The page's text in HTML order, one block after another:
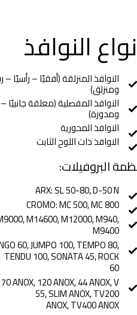
النوافذ
النوافذ المنزلقة (أفقيًا – رأسيًا –
ومنزلق)
النوافذ المفصلية (معلقة جانبيًا
ومدورة)
النوافذ المحورية
النوافذ ذات اللوح الثابت
البروفيلات:
ARX: SL 50-80, D-50 N
CROMO: MC 500, MC 800
M14600, M12000, M940,
M9400
60, JUMPO 100, TEMPO 80,
TENDU 100, SONATA 45, ROCK
60
ANOX, 120 ANOX, 44 ANOX, V
55, SLIM ANOX, TV200
ANOX, TV400 ANOX